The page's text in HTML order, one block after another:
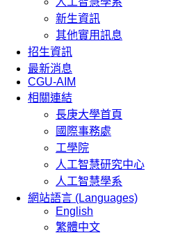
新生資訊
其他實用訊息
招生資訊
最新消息
CGU-AIM
相關連結
長庚大學首頁
國際事務處
工學院
人工智慧研究中心
人工智慧學系
網站語言 (Languages)
English
繁體中文